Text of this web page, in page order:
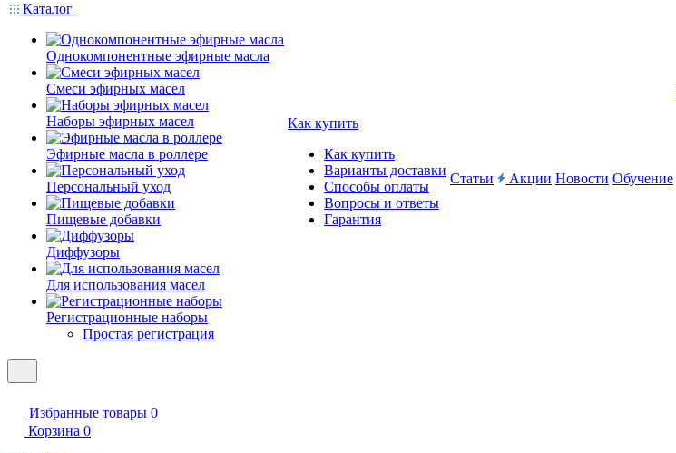
Каталог
Однокомпонентные эфирные масла
Смеси эфирных масел
Наборы эфирных масел
Эфирные масла в роллере
Персональный уход
Пищевые добавки
Диффузоры
Для использования масел
Регистрационные наборы
Простая регистрация
Как купить
Как купить
Варианты доставки
Способы оплаты
Вопросы и ответы
Гарантия
Статьи Акции Новости Обучение
Избранные товары 0
Корзина 0